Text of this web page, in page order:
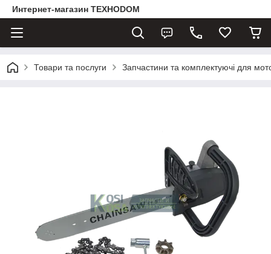
Интернет-магазин ТЕХНОDOM
Товари та послуги Запчастини та комплектуючі для